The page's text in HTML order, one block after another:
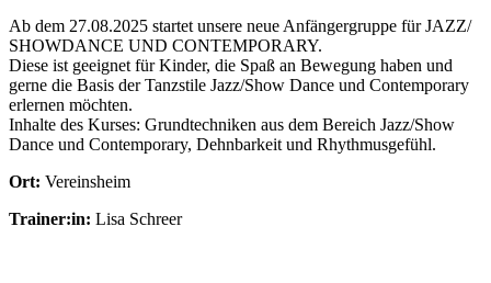
Ab dem 27.08.2025 startet unsere neue Anfängergruppe für JAZZ/
SHOWDANCE UND CONTEMPORARY.
Diese ist geeignet für Kinder, die Spaß an Bewegung haben und
gerne die Basis der Tanzstile Jazz/Show Dance und Contemporary
erlernen möchten.
Inhalte des Kurses: Grundtechniken aus dem Bereich Jazz/Show
Dance und Contemporary, Dehnbarkeit und Rhythmusgefühl.
Ort: Vereinsheim
Trainer:in: Lisa Schreer